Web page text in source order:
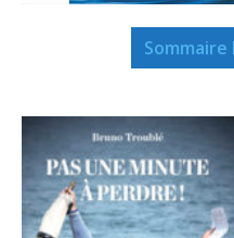
Sommaire